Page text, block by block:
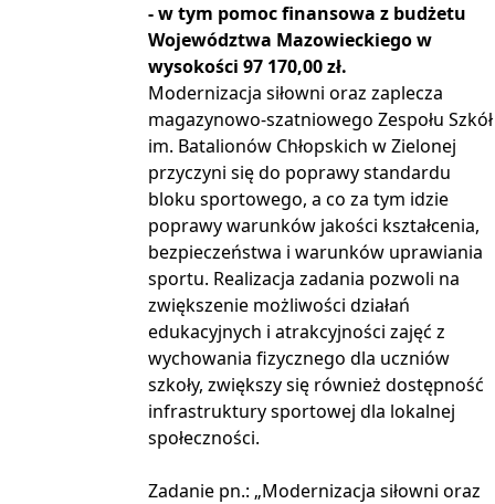
- w tym pomoc finansowa z budżetu
Województwa Mazowieckiego w
wysokości 97 170,00 zł.
Modernizacja siłowni oraz zaplecza
magazynowo-szatniowego Zespołu Szkół
im. Batalionów Chłopskich w Zielonej
przyczyni się do poprawy standardu
bloku sportowego, a co za tym idzie
poprawy warunków jakości kształcenia,
bezpieczeństwa i warunków uprawiania
sportu. Realizacja zadania pozwoli na
zwiększenie możliwości działań
edukacyjnych i atrakcyjności zajęć z
wychowania fizycznego dla uczniów
szkoły, zwiększy się również dostępność
infrastruktury sportowej dla lokalnej
społeczności.
Zadanie pn.: „Modernizacja siłowni oraz